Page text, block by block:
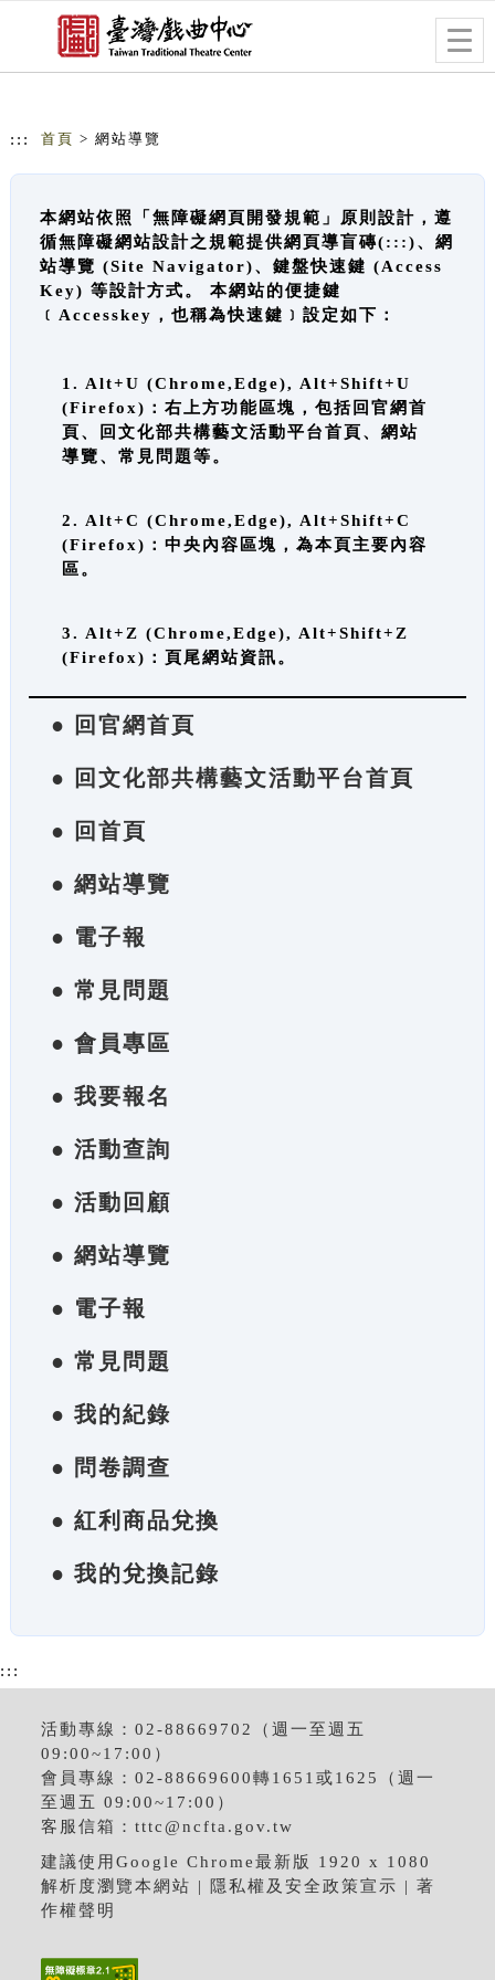
跳到主要內容
網站導覽
::: 首頁 > 網站導覽
本網站依照「無障礙網頁開發規範」原則設計，遵
循無障礙網站設計之規範提供網頁導盲磚(:::)、網
站導覽 (Site Navigator)、鍵盤快速鍵 (Access
Key) 等設計方式。 本網站的便捷鍵
﹝Accesskey，也稱為快速鍵﹞設定如下：
1. Alt+U (Chrome,Edge), Alt+Shift+U
(Firefox)：右上方功能區塊，包括回官網首
頁、回文化部共構藝文活動平台首頁、網站
導覽、常見問題等。
2. Alt+C (Chrome,Edge), Alt+Shift+C
(Firefox)：中央內容區塊，為本頁主要內容
區。
3. Alt+Z (Chrome,Edge), Alt+Shift+Z
(Firefox)：頁尾網站資訊。
● 回官網首頁
● 回文化部共構藝文活動平台首頁
● 回首頁
● 網站導覽
● 電子報
● 常見問題
● 會員專區
● 我要報名
● 活動查詢
● 活動回顧
● 網站導覽
● 電子報
● 常見問題
● 我的紀錄
● 問卷調查
● 紅利商品兌換
● 我的兌換記錄
:::
活動專線：02-88669702（週一至週五
09:00~17:00）
會員專線：02-88669600轉1651或1625（週一
至週五 09:00~17:00）
客服信箱：tttc@ncfta.gov.tw
建議使用Google Chrome最新版 1920 x 1080
解析度瀏覽本網站 | 隱私權及安全政策宣示 |著
作權聲明